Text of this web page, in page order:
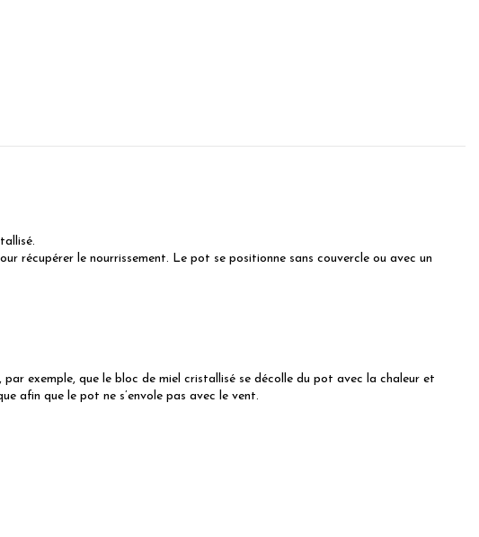
récupérer le nourrissement. Le pot se positionne sans couvercle ou avec un
exemple, que le bloc de miel cristallisé se décolle du pot avec la chaleur et
afin que le pot ne s’envole pas avec le vent.